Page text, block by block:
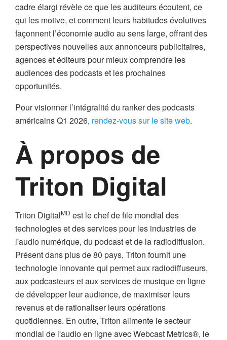
cadre élargi révèle ce que les auditeurs écoutent, ce
qui les motive, et comment leurs habitudes évolutives
façonnent l’économie audio au sens large, offrant des
perspectives nouvelles aux annonceurs publicitaires,
agences et éditeurs pour mieux comprendre les
audiences des podcasts et les prochaines
opportunités.
Pour visionner l’intégralité du ranker des podcasts
américains Q1 2026, rendez-vous sur le site web.
À propos de
Triton Digital
Triton DigitalMD est le chef de file mondial des
technologies et des services pour les industries de
l'audio numérique, du podcast et de la radiodiffusion.
Présent dans plus de 80 pays, Triton fournit une
technologie innovante qui permet aux radiodiffuseurs,
aux podcasteurs et aux services de musique en ligne
de développer leur audience, de maximiser leurs
revenus et de rationaliser leurs opérations
quotidiennes. En outre, Triton alimente le secteur
mondial de l'audio en ligne avec Webcast Metrics®, le